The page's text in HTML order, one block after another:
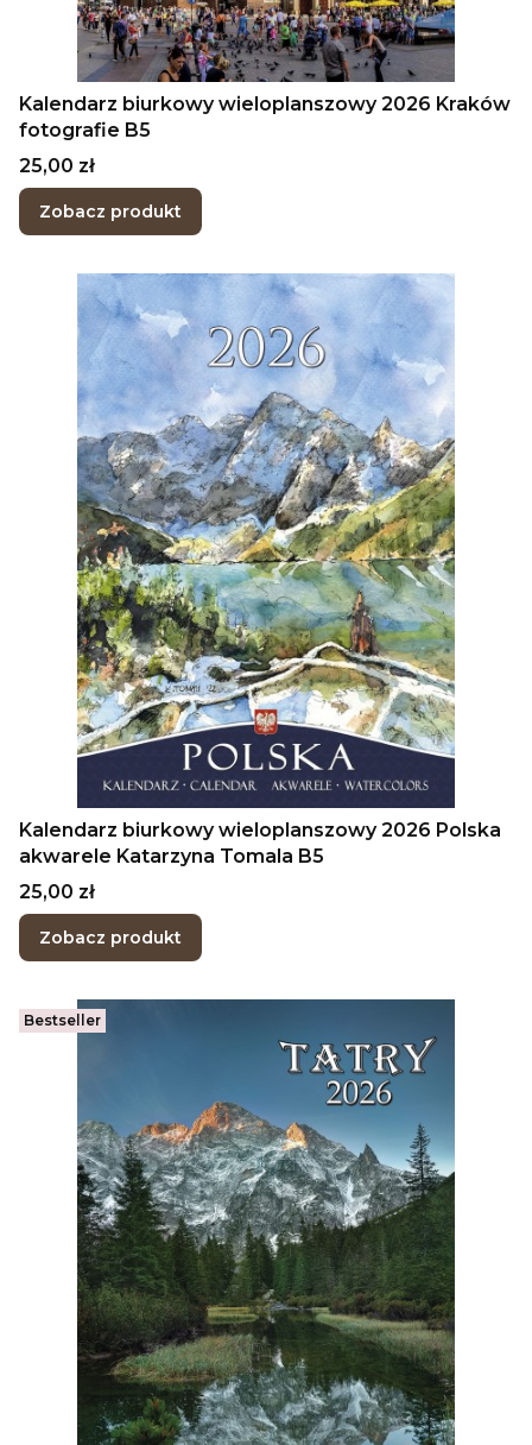
Kalendarz biurkowy wieloplanszowy 2026 Kraków
fotografie B5
Cena
25,00 zł
Zobacz produkt
Kalendarz biurkowy wieloplanszowy 2026 Polska
akwarele Katarzyna Tomala B5
Cena
25,00 zł
Zobacz produkt
Bestseller